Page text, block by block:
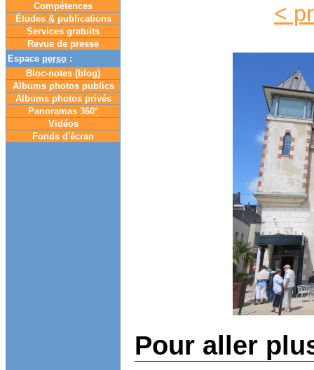
Compétences
Études &publications
Services gratuits
Revue de presse
Espace perso :
Bloc-notes (blog)
Albums photos publics
Albums photos privés
Panoramas 360°
Vidéos
Fonds d'écran
<
Pour aller